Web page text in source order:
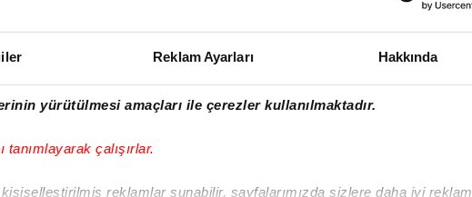
Reklam Ayarları Hakkında
yürütülmesi amaçları ile çerezler kullanılmaktadır.
tanımlayarak çalışırlar.
reklamlar sunabilir, sayfalarımızda sizlere daha iyi reklam